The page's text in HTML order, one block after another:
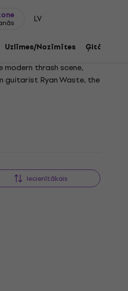
LV
Uzlīmes/Nozīmītes Ģitāru
modern thrash scene,
guitarist Ryan Waste, the
Iecienītākais